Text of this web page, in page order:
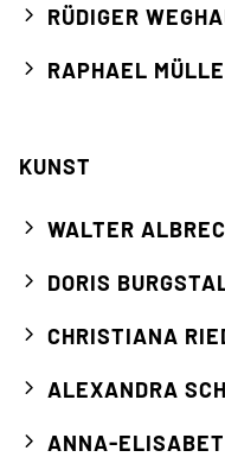
RÜDIGER
RAPHAEL
KUNST
WALTER
DORIS
CHRISTIANA
ALEXANDRA
ANNA-